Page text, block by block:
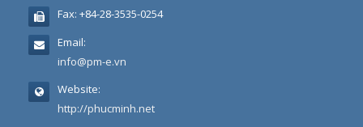
Fax: +84-28-3535-0254
Email:
info@pm-e.vn
Website:
http://phucminh.net